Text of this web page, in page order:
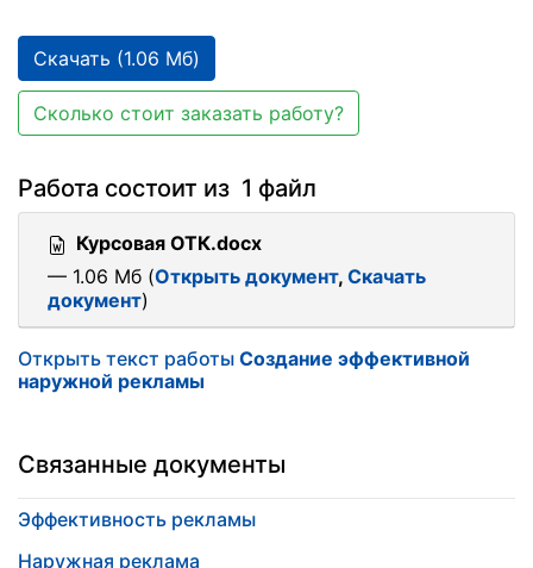
Скачать (1.06 Мб)
Сколько стоит заказать работу?
Работа состоит из 1 файл
Курсовая ОТК.docx
— 1.06 Мб (Открыть документ, Скачать
документ)
Открыть текст работы Создание эффективной
наружной рекламы
Связанные документы
Эффективность рекламы
Наружная реклама